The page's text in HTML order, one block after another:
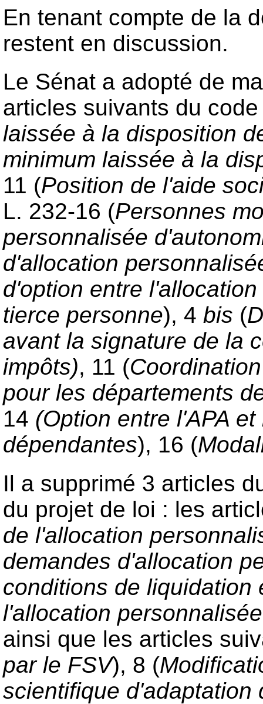
En tenant compte de la
restent en discussion.
Le Sénat a adopté de
articles suivants du
laissée à la disposition
minimum laissée à la
11 (Position de l'aide
L. 232-16 (Personnes
personnalisée
d'allocation
d'option entre
tierce personne), 4 bis (
avant la signature de la
impôts), 11 (
pour les départements
14 (Option entre l'APA
dépendantes), 16 (
Il a supprimé 3 articles
du projet de loi : les
de l'allocation
demandes d'allocation
conditions de liquidation
l'allocation
ainsi que les articles
par le FSV), 8 (
scientifique d'adaptation